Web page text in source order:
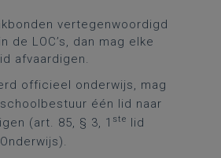
vertegenwoordigd
de LOC’s, dan mag elke
afvaardigen.
officieel onderwijs, mag
één lid naar
(art. 85, § 3, 1 ste lid